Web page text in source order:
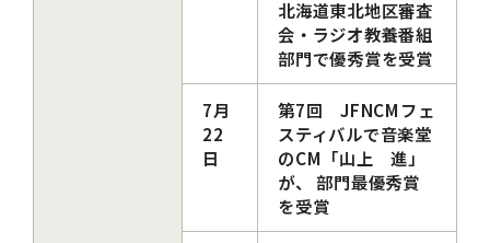
北海道東北地区審査
会・ラジオ教養番組
部門で優秀賞を受賞
7月
22
日
第7回 JFNCMフェ
スティバルで音楽堂
のCM「山上 進」
が、 部門最優秀賞
を受賞